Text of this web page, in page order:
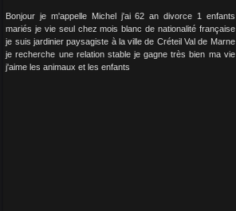
Bonjour je m'appelle Michel j'ai 62 an divorce 1 enfants
mariés je vie seul chez mois blanc de nationalité française
je suis jardinier paysagiste à la ville de Créteil Val de Marne
je recherche une relation stable je gagne très bien ma vie
j'aime les animaux et les enfants